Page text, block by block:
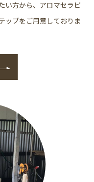
い方から、アロマセラピ
ップをご用意しておりま